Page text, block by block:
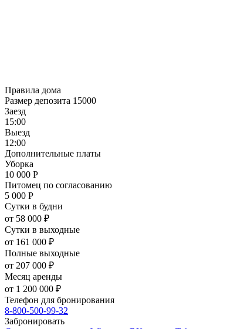
Правила дома
Размер депозита 15000
Заезд
15:00
Выезд
12:00
Дополнительные платы
Уборка
10 000 Р
Питомец по согласованию
5 000 Р
Сутки в будни
от 58 000 ₽
Сутки в выходные
от 161 000 ₽
Полные выходные
от 207 000 ₽
Месяц аренды
от 1 200 000 ₽
Телефон для бронирования
8-800-500-99-32
Забронировать